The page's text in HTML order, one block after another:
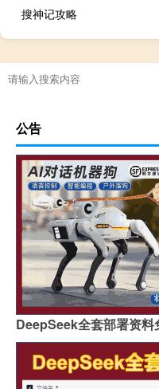
搜神记攻略
公告
DeepSeek全套部署资料